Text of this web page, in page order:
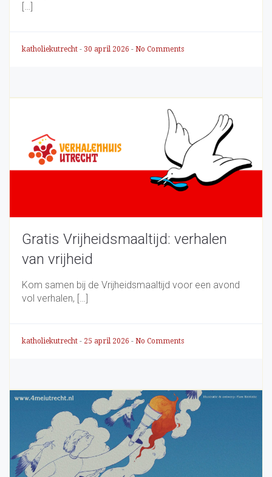
[…]
katholiekutrecht - 30 april 2026 - No Comments
Gratis Vrijheidsmaaltijd: verhalen
van vrijheid
Kom samen bij de Vrijheidsmaaltijd voor een avond
vol verhalen, […]
katholiekutrecht - 25 april 2026 - No Comments